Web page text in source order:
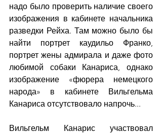
надо было проверить наличие своего
изображения в кабинете начальника
разведки Рейха. Там можно было бы
найти портрет каудильо Франко,
портрет жены адмирала и даже фото
любимой собаки Канариса, однако
изображение «фюрера немецкого
народа» в кабинете Вильгельма
Канариса отсутствовало напрочь...
Вильгельм Канарис участвовал